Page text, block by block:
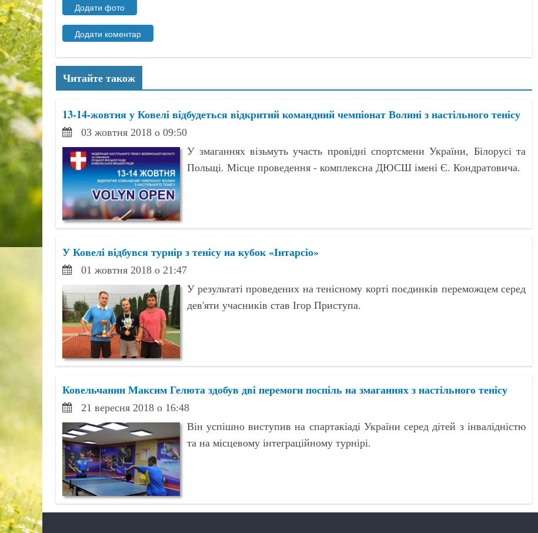
Читайте також
13-14-жовтня у Ковелі відбудеться відкритий командний чемпіонат Волині з настільного тенісу
03 жовтня 2018 о 09:50
У змаганнях візьмуть участь провідні спортсмени України, Білорусі та
Польщі. Місце проведення - комплексна ДЮСШ імені Є. Кондратовича.
У Ковелі відбувся турнір з тенісу на кубок «Інтарсіо»
01 жовтня 2018 о 21:47
У результаті проведених на тенісному корті поєдинків переможцем серед
дев'яти учасників став Ігор Приступа.
Ковельчанин Максим Гелюта здобув дві перемоги поспіль на змаганнях з настільного тенісу
21 вересня 2018 о 16:48
Він успішно виступив на спартакіаді України серед дітей з інвалідністю
та на місцевому інтеграційному турнірі.